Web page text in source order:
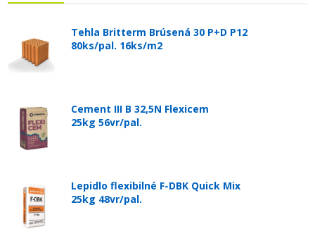
Tehla Britterm Brúsená 30 P+D P12
80ks/pal. 16ks/m2
Cement III B 32,5N Flexicem
25kg 56vr/pal.
Lepidlo flexibilné F-DBK Quick Mix
25kg 48vr/pal.